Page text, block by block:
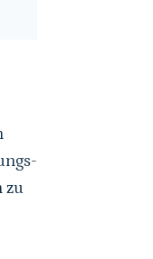
zu